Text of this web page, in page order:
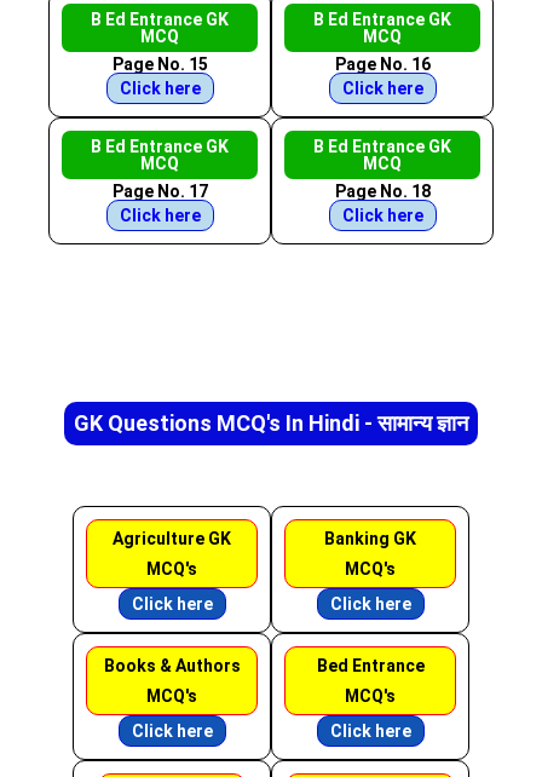
B Ed Entrance GK
MCQ
Page No. 15
Click here
B Ed Entrance GK
MCQ
Page No. 16
Click here
B Ed Entrance GK
MCQ
Page No. 17
Click here
B Ed Entrance GK
MCQ
Page No. 18
Click here
GK Questions MCQ's In Hindi - सामान्य ज्ञान
Agriculture GK
MCQ's
Click here
Banking GK
MCQ's
Click here
Books & Authors
MCQ's
Click here
Bed Entrance
MCQ's
Click here